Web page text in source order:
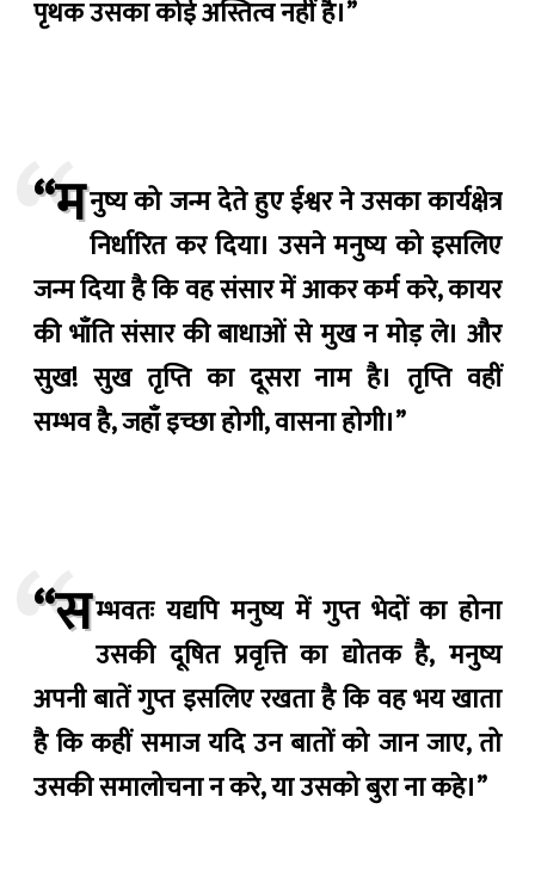
पृथक उसका कोई अस्तित्व नहीं है।”
“मनुष्य को जन्म देते हुए ईश्वर ने उसका कार्यक्षेत्र
निर्धारित कर दिया। उसने मनुष्य को इसलिए
जन्म दिया है कि वह संसार में आकर कर्म करे, कायर
की भाँति संसार की बाधाओं से मुख न मोड़ ले। और
सुख! सुख तृप्ति का दूसरा नाम है। तृप्ति वहीं
सम्भव है, जहाँ इच्छा होगी, वासना होगी।”
“सम्भवतः यद्यपि मनुष्य में गुप्त भेदों का होना
उसकी दूषित प्रवृत्ति का द्योतक है, मनुष्य
अपनी बातें गुप्त इसलिए रखता है कि वह भय खाता
है कि कहीं समाज यदि उन बातों को जान जाए, तो
उसकी समालोचना न करे, या उसको बुरा ना कहे।”